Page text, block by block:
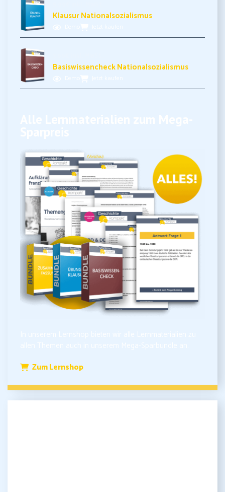
Klausur Nationalsozialismus
Basiswissencheck Nationalsozialismus
Zum Lernshop